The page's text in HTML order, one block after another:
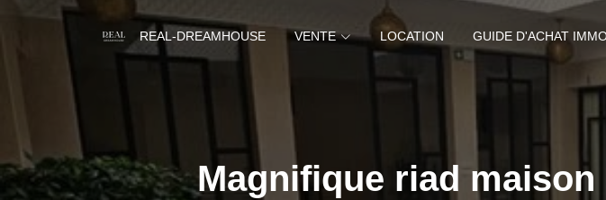
REAL-DREAMHOUSE VENTE LOCATION GUIDE D'ACHAT
Magnifique riad maison